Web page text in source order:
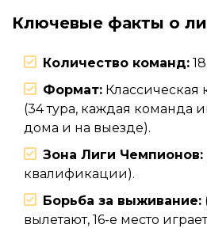
Ключевые факты о
Количество команд:
Формат: Классическая
(34 тура, каждая команда
дома и на выезде).
Зона Лиги Чемпионов:
квалификации).
Борьба за выживание:
вылетают, 16-е место